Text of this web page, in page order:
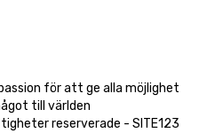
för att ge alla möjlighet
till världen
reserverade - SITE123